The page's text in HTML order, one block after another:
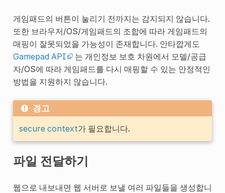
게임패드의 버튼이 눌리기 전까지는 감지되지 않습니다.
또한 브라우저/OS/게임패드의 조합에 따라 게임패드의
매핑이 잘못되었을 가능성이 존재합니다. 안타깝게도
Gamepad API
는 개인정보 보호 차원에서 모델/공급
자/OS에 따라 게임패드를 다시 매핑할 수 있는 안정적인
방법을 지원하지 않습니다.
경고
secure context가 필요합니다.
파일 전달하기
웹으로 내보내면 웹 서버로 보낼 여러 파일들을 생성합니